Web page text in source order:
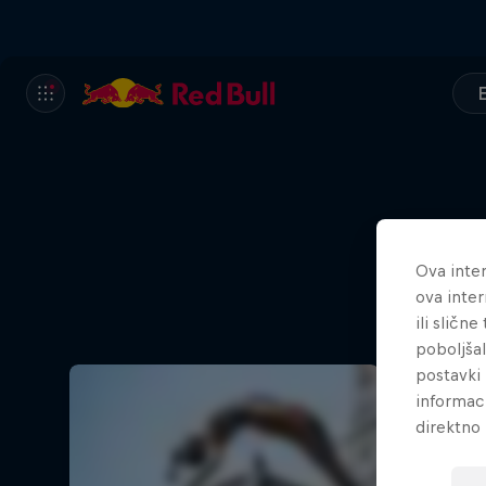
Ova
ova
ili slične
postavki
direktno